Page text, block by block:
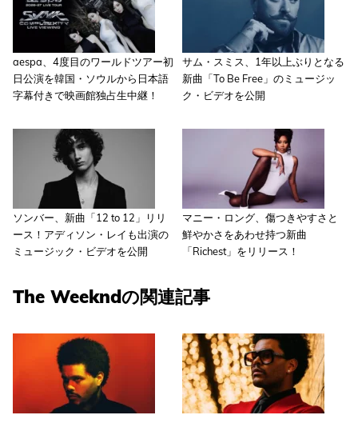
aespa、4度目のワールドツアー初
日公演を韓国・ソウルから日本語
字幕付きで映画館独占生中継！
サム・スミス、1年以上ぶりとなる
新曲「To Be Free」のミュージッ
ク・ビデオを公開
ソンバー、新曲「12 to 12」リリ
ース！アディソン・レイも出演の
ミュージック・ビデオを公開
マニー・ロング、傷つきやすさと
鮮やかさをあわせ持つ新曲
「Richest」をリリース！
The Weekndの関連記事